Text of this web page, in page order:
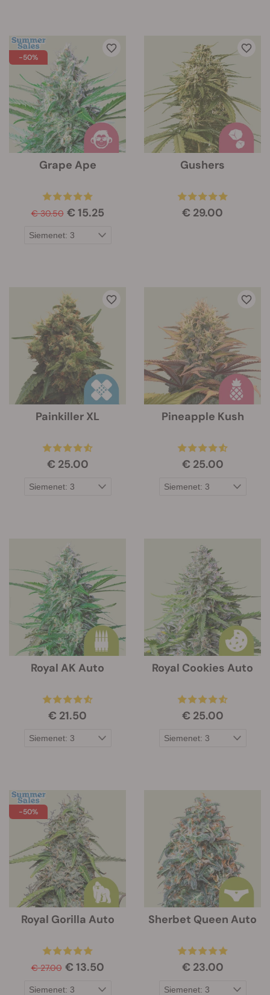
-50%
Grape Ape
€ 30.50 € 15.25
Gushers
€ 29.00
Painkiller XL
€ 25.00
Pineapple Kush
€ 25.00
Royal AK Auto
€ 21.50
Royal Cookies Auto
€ 25.00
-50%
Royal Gorilla Auto
€ 27.00 € 13.50
Sherbet Queen Auto
€ 23.00